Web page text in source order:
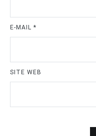
E-MAIL *
SITE WEB